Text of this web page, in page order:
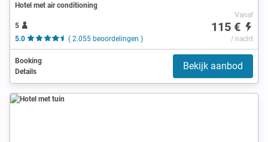
Hotel met air conditioning
5
5.0
( 2.055 beoordelingen )
Vanaf
115 €
/ nacht
Booking
Details
Bekijk aanbod